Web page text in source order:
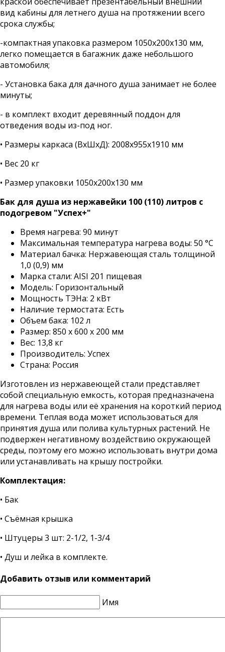
вид кабины для летнего душа на протяжении всего
срока службы;
-компактная упаковка размером 1050х200х130 мм,
легко помещается в багажник даже небольшого
автомобиля;
- Установка бака для дачного душа занимает не более
минуты;
- в комплект входит деревянный поддон для
отведения воды из-под ног.
• Размеры каркаса (ВхШхД): 2008x955x1910 мм
• Вес 20 кг
• Размер упаковки 1050х200х130 мм
Бак для душа из нержавейки 100 (110) литров с
подогревом "Успех+"
Время нагрева: 90 минут
Максимальная температура нагрева воды: 50 °С
Материал бачка: Нержавеющая сталь толщиной
1,0 (0,9) мм
Марка стали: AISI 201 пищевая
Модель: Горизонтальный
Мощность ТЭНа: 2 кВт
Наличие термостата: Есть
Объем бака: 102 л
Размер: 850 x 600 x 200 мм
Вес: 13,8 кг
Производитель: Успех
Страна: Россия
Изготовлен из нержавеющей стали представляет
собой специальную емкость, которая предназначена
для нагрева воды или её хранения на короткий период
времени. Теплая вода может использоваться для
принятия душа или полива культурных растений. Не
подвержен негативному воздействию окружающей
среды, поэтому его можно использовать внутри дома
или устанавливать на крышу постройки.
Комплектация:
• Бак
• Съёмная крышка
• Штуцеры 3 шт: 2-1/2, 1-3/4
• Душ и лейка в комплекте.
Добавить отзыв или комментарий
Имя